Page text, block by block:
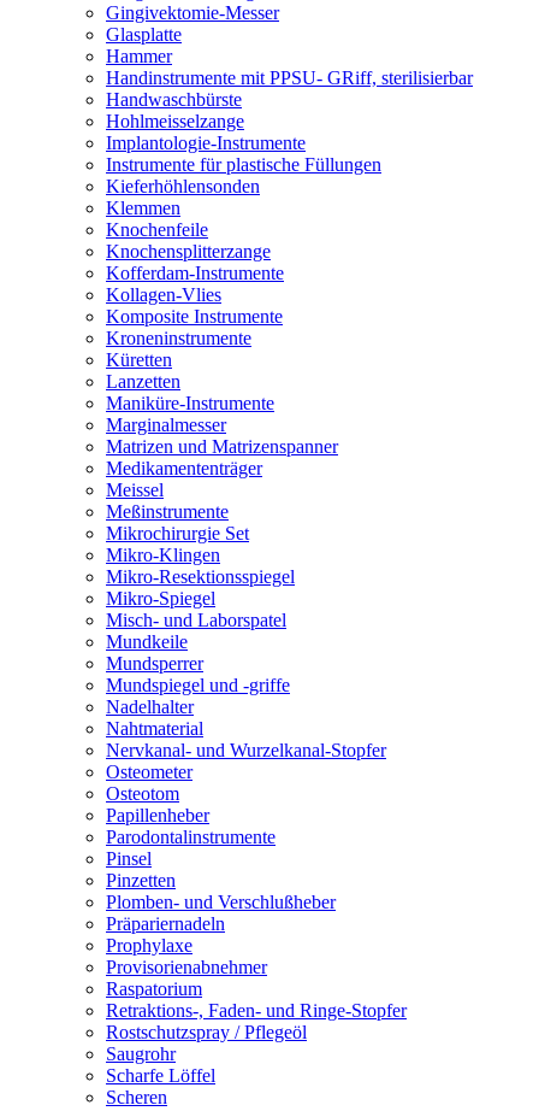
Gingivektomie-Messer
Glasplatte
Hammer
Handinstrumente mit PPSU- GRiff, sterilisierbar
Handwaschbürste
Hohlmeisselzange
Implantologie-Instrumente
Instrumente für plastische Füllungen
Kieferhöhlensonden
Klemmen
Knochenfeile
Knochensplitterzange
Kofferdam-Instrumente
Kollagen-Vlies
Komposite Instrumente
Kroneninstrumente
Küretten
Lanzetten
Maniküre-Instrumente
Marginalmesser
Matrizen und Matrizenspanner
Medikamententräger
Meissel
Meßinstrumente
Mikrochirurgie Set
Mikro-Klingen
Mikro-Resektionsspiegel
Mikro-Spiegel
Misch- und Laborspatel
Mundkeile
Mundsperrer
Mundspiegel und -griffe
Nadelhalter
Nahtmaterial
Nervkanal- und Wurzelkanal-Stopfer
Osteometer
Osteotom
Papillenheber
Parodontalinstrumente
Pinsel
Pinzetten
Plomben- und Verschlußheber
Präpariernadeln
Prophylaxe
Provisorienabnehmer
Raspatorium
Retraktions-, Faden- und Ringe-Stopfer
Rostschutzspray / Pflegeöl
Saugrohr
Scharfe Löffel
Scheren